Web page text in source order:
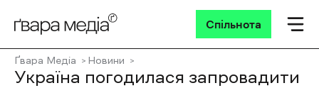
Спільнота
Ґвара Медіа Новини
Україна погодилася запровадити